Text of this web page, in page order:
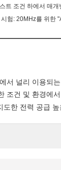
트 조건 하에서 매
시험: 20MHz를 위한
서 널리 이용되
조건 및 환경에